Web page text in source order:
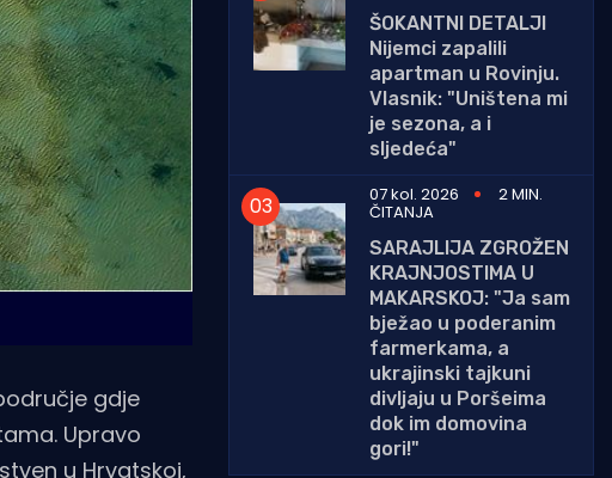
gdje
Upravo
u Hrvatskoj,
ŠOKANTNI DETALJI
Nijemci zapalili
apartman u Rovinju.
Vlasnik: "Uništena mi
je sezona, a i
sljedeća"
07 kol. 2026
2 MIN.
ČITANJA
SARAJLIJA ZGROŽEN
KRAJNJOSTIMA U
MAKARSKOJ: "Ja sam
bježao u poderanim
farmerkama, a
ukrajinski tajkuni
divljaju u Poršeima
dok im domovina
gori!"